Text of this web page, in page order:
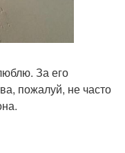
За его
пожалуй, не часто